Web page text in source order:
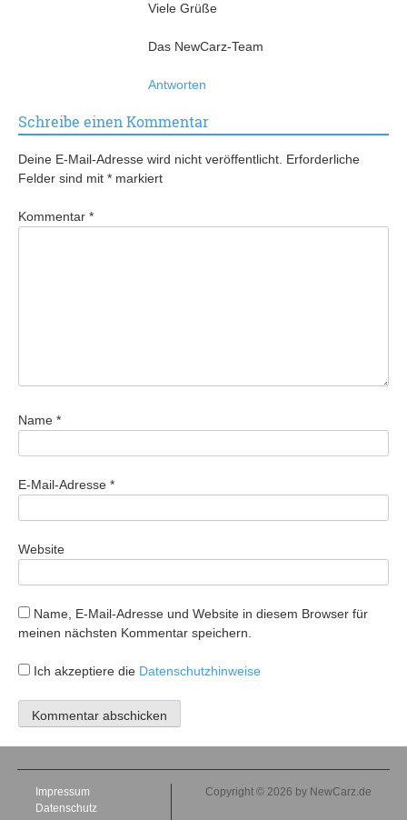
Viele Grüße
Das NewCarz-Team
Antworten
Schreibe einen Kommentar
Deine E-Mail-Adresse wird nicht veröffentlicht. Erforderliche
Felder sind mit * markiert
Kommentar *
Name *
E-Mail-Adresse *
Website
Name, E-Mail-Adresse und Website in diesem Browser für
meinen nächsten Kommentar speichern.
Ich akzeptiere die Datenschutzhinweise
Impressum
Datenschutz
Copyright © 2026 by NewCarz.de